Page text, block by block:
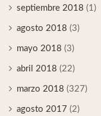
septiembre 2018 (1)
agosto 2018 (3)
mayo 2018 (3)
abril 2018 (22)
marzo 2018 (327)
agosto 2017 (2)